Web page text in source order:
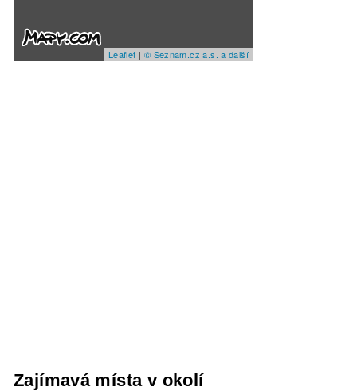
Leaflet | © Seznam.cz a.s. a další
Zajímavá místa v okolí